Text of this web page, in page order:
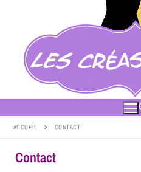
ACCUEIL CONTACT
Contact